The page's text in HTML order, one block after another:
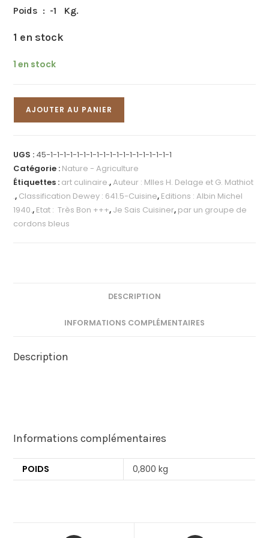
Poids : -1 Kg.
1 en stock
1 en stock
AJOUTER AU PANIER
UGS : 45-1-1-1-1-1-1-1-1-1-1-1-1-1-1-1-1-1-1-1
Catégorie : Nature - Agriculture
Étiquettes : art culinaire.,Auteur : Mlles H. Delage et G. Mathiot
., Classification Dewey : 641.5-Cuisine, Editions : Albin Michel
1940., Etat : Très Bon +++, Je Sais Cuisiner, par un groupe de
cordons bleus
DESCRIPTION
INFORMATIONS COMPLÉMENTAIRES
Description
Informations complémentaires
POIDS 0,800 kg